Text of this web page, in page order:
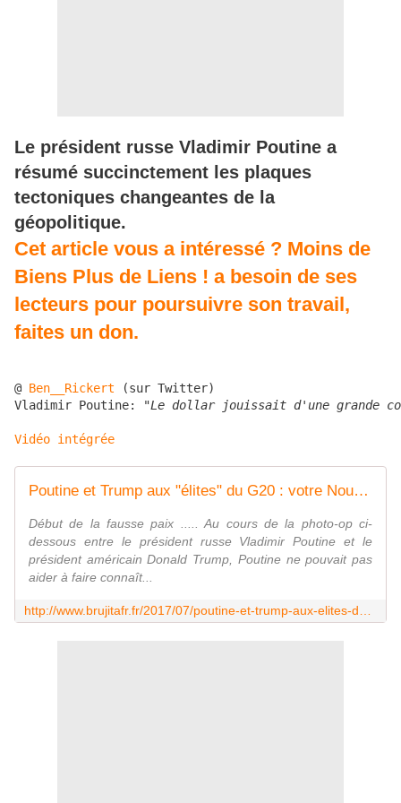
Le président russe Vladimir Poutine a
résumé succinctement les plaques
tectoniques changeantes de la
géopolitique.
Cet article vous a intéressé ? Moins de
Biens Plus de Liens ! a besoin de ses
lecteurs pour poursuivre son travail,
faites un don.
@ Ben__Rickert (sur Twitter)
Vladimir Poutine:
"Le dollar jouissait d'une grande
Vidéo intégrée
Poutine et Trump aux "élites" du G20 : votre Nouvel Ordre Mondial est mort ! - MOINS de BIENS PLUS de LIENS
Début de la fausse paix ..... Au cours de la photo-op ci-
dessous entre le président russe Vladimir Poutine et le
président américain Donald Trump, Poutine ne pouvait pas
aider à faire connaît...